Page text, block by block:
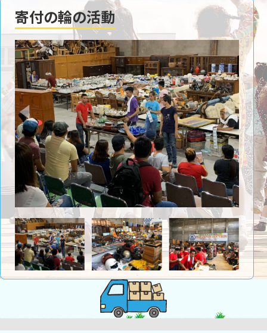
寄付の輪の活動